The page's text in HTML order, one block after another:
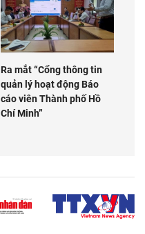
Ra mắt “Cổng thông tin
quản lý hoạt động Báo
cáo viên Thành phố Hồ
Chí Minh”